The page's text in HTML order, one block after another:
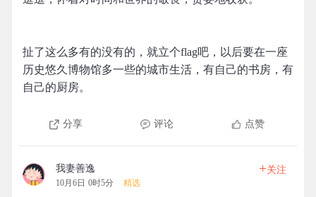
扯了这么多有的没有的，就立个flag吧，以后要在一座
历史悠久博物馆多一些的城市生活，有自己的书房，有
自己的厨房。
分享 评论 点赞
我妻善逸
10月6日 0时5分 精选
+关注